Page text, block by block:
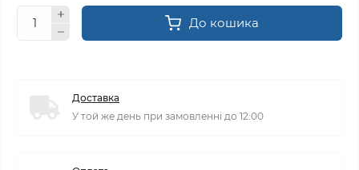
До кошика
Доставка
У той же день при замовленні до 12:00